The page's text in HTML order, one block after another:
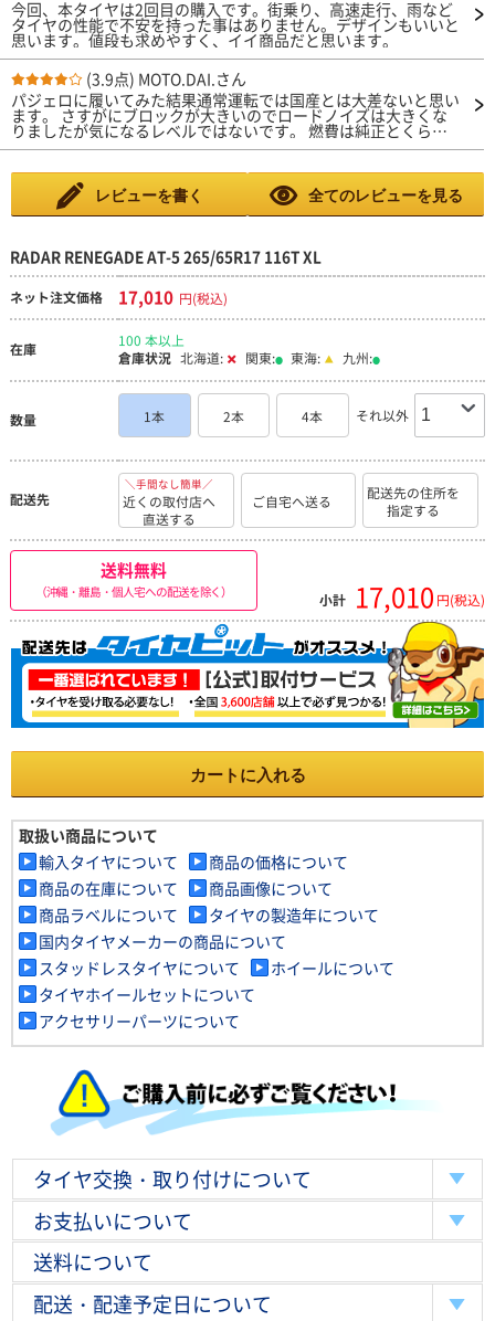
今回、本タイヤは2回目の購入です。街乗り、高速走行、雨など
タイヤの性能で不安を持った事はありません。デザインもいいと
思います。値段も求めやすく、イイ商品だと思います。
(3.9点) MOTO.DAI.さん
パジェロに履いてみた結果通常運転では国産とは大差ないと思い
ます。 さすがにブロックが大きいのでロードノイズは大きくな
りましたが気になるレベルではないです。 燃費は純正とくらべ
ると若干落ちた気がしますが4WD乗りには気にならない程度で
ました。
レビューを書く 全てのレビューを見る
RADAR RENEGADE AT-5 265/65R17 116T XL
ネット注文価格 17,010 円(税込)
在庫
100 本以上
倉庫状況 北海道: 関東: 東海: 九州:
数量 1本 2本 4本 それ以外
配送先
＼手間なし簡単／
近くの取付店へ
直送する
ご自宅へ送る
配送先の住所を
指定する
送料無料
（沖縄・離島・個人宅への配送を除く） 小計 17,010 円(税込)
カートに入れる
取扱い商品について
輸入タイヤについて
商品の価格について
商品の在庫について
商品画像について
商品ラベルについて
タイヤの製造年について
国内タイヤメーカーの商品について
スタッドレスタイヤについて
ホイールについて
タイヤホイールセットについて
アクセサリーパーツについて
タイヤ交換・取り付けについて
お支払いについて
送料について
配送・配達予定日について